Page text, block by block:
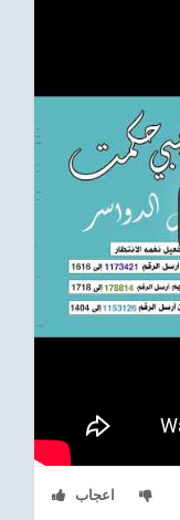
اعجاب